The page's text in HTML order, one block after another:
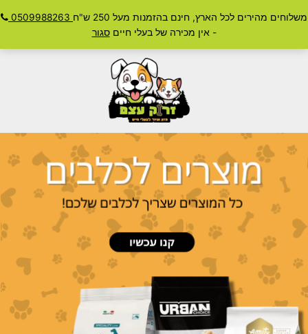
לתוכן
משלוחים מהירים לכל הארץ, חינם בהזמנות מעל 250 ש"ח
- אין מכירה של בעלי חייםסגור
חיפוש